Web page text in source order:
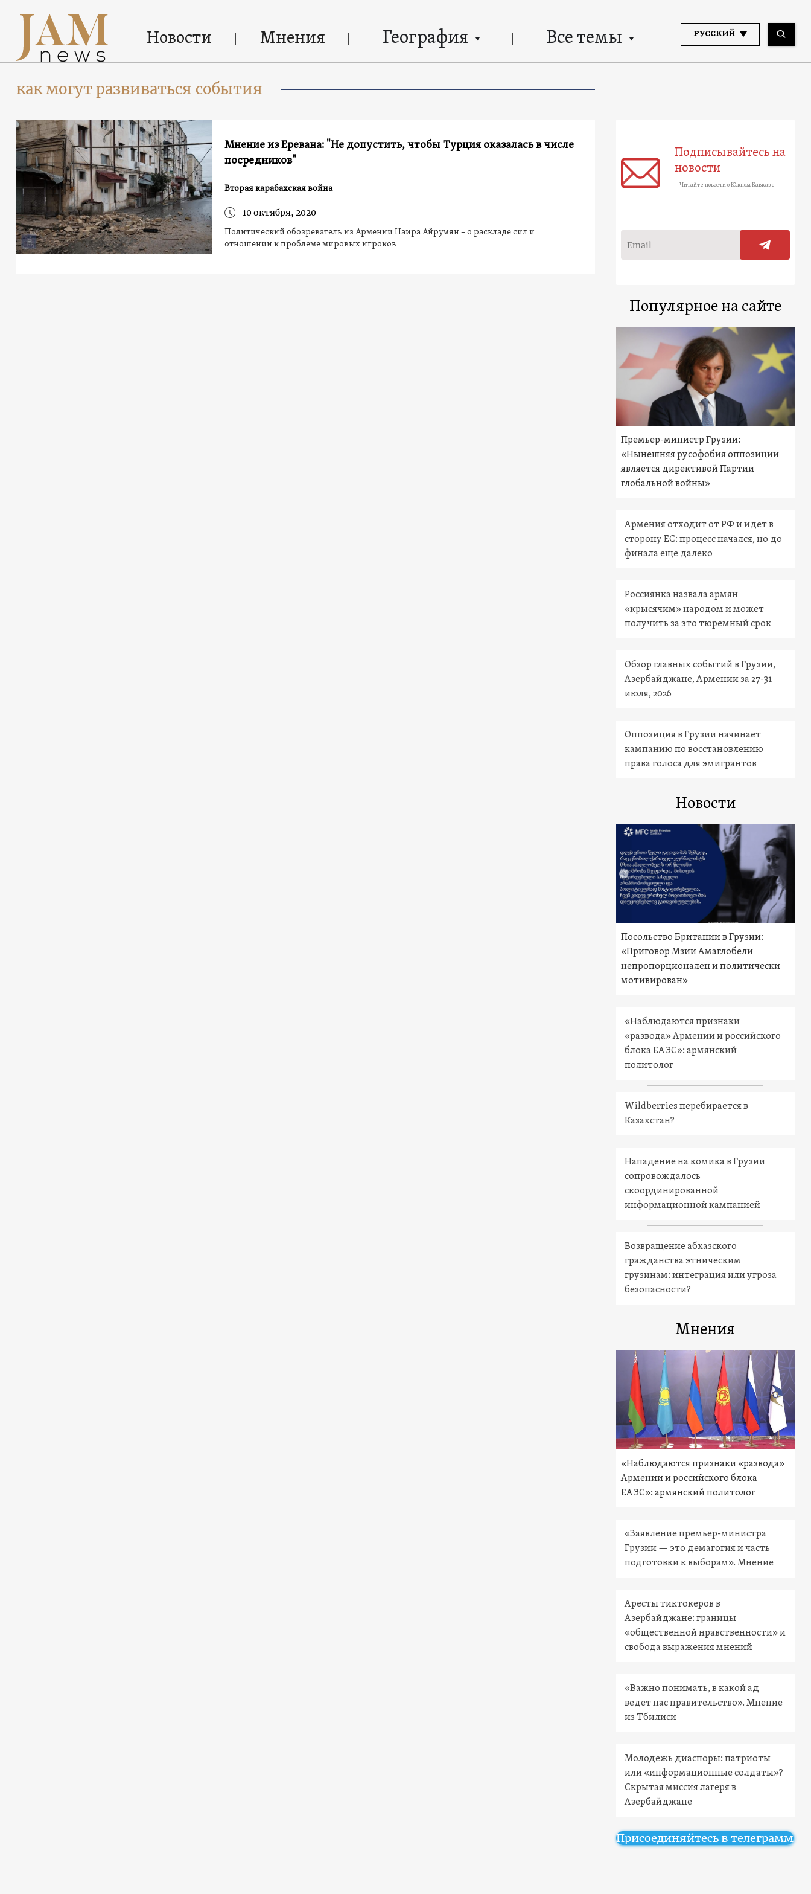
Новости Мнения География Все темы РУССКИЙ
как могут развиваться события
Мнение из Еревана: "Не допустить, чтобы Турция оказалась в числе
посредников"
Вторая карабахская война
10 октября, 2020
Политический обозреватель из Армении Наира Айрумян – о раскладе сил и
отношении к проблеме мировых игроков
Подписывайтесь на
новости
Читайте новости о Южном Кавказе
Популярное на сайте
Премьер-министр Грузии:
«Нынешняя русофобия оппозиции
является директивой Партии
глобальной войны»
Армения отходит от РФ и идет в
сторону ЕС: процесс начался, но до
финала еще далеко
Россиянка назвала армян
«крысячим» народом и может
получить за это тюремный срок
Обзор главных событий в Грузии,
Азербайджане, Армении за 27-31
июля, 2026
Оппозиция в Грузии начинает
кампанию по восстановлению
права голоса для эмигрантов
Новости
Посольство Британии в Грузии:
«Приговор Мзии Амаглобели
непропорционален и политически
мотивирован»
«Наблюдаются признаки
«развода» Армении и российского
блока ЕАЭС»: армянский
политолог
Wildberries перебирается в
Казахстан?
Нападение на комика в Грузии
сопровождалось
скоординированной
информационной кампанией
Возвращение абхазского
гражданства этническим
грузинам: интеграция или угроза
безопасности?
Мнения
«Наблюдаются признаки «развода»
Армении и российского блока
ЕАЭС»: армянский политолог
«Заявление премьер-министра
Грузии — это демагогия и часть
подготовки к выборам». Мнение
Аресты тиктокеров в
Азербайджане: границы
«общественной нравственности» и
свобода выражения мнений
«Важно понимать, в какой ад
ведет нас правительство». Мнение
из Тбилиси
Молодежь диаспоры: патриоты
или «информационные солдаты»?
Скрытая миссия лагеря в
Азербайджане
Присоединяйтесь в телеграмм